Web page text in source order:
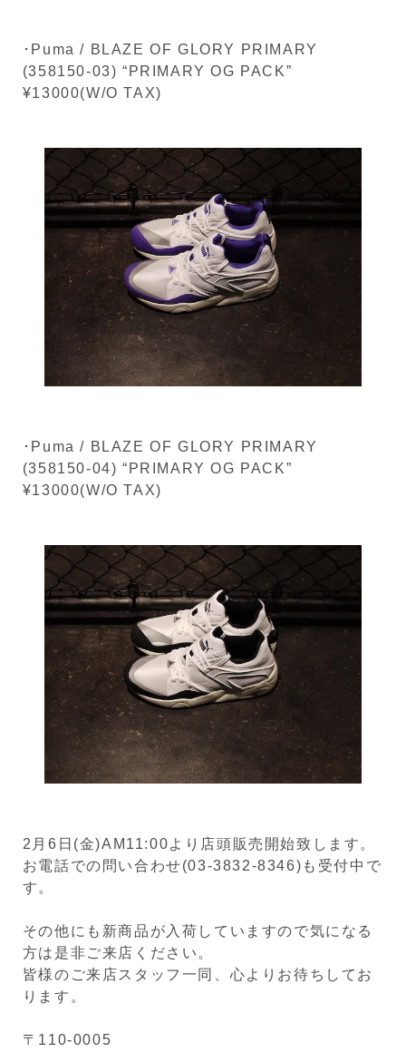
･Puma / BLAZE OF GLORY PRIMARY
(358150-03) “PRIMARY OG PACK”
¥13000(W/O TAX)
･Puma / BLAZE OF GLORY PRIMARY
(358150-04) “PRIMARY OG PACK”
¥13000(W/O TAX)
2月6日(金)AM11:00より店頭販売開始致します。
お電話での問い合わせ(03-3832-8346)も受付中で
す。
その他にも新商品が入荷していますので気になる
方は是非ご来店ください。
皆様のご来店スタッフ一同、心よりお待ちしてお
ります。
〒110-0005